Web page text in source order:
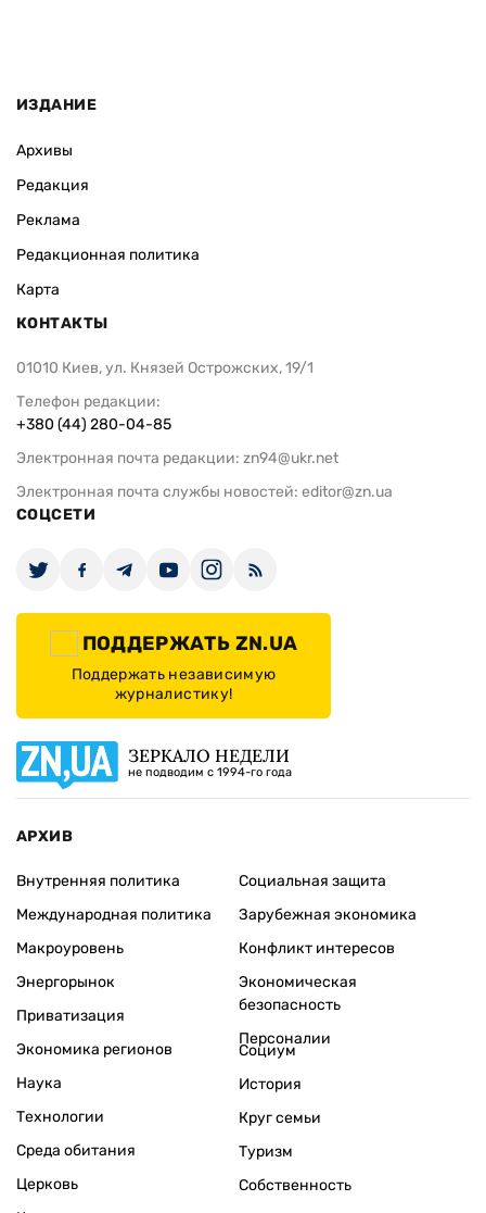
ИЗДАНИЕ
Архивы
Редакция
Реклама
Редакционная политика
Карта
КОНТАКТЫ
01010 Киев, ул. Князей Острожских, 19/1
Телефон редакции:
+380 (44) 280-04-85
Электронная почта редакции: zn94@ukr.net
Электронная почта службы новостей: editor@zn.ua
СОЦСЕТИ
ПОДДЕРЖАТЬ ZN.UA
Поддержать независимую
журналистику!
ЗЕРКАЛО НЕДЕЛИ
не подводим с 1994-го года
АРХИВ
Внутренняя политика
Международная политика
Макроуровень
Энергорынок
Приватизация
Экономика регионов
Социальная защита
Зарубежная экономика
Конфликт интересов
Экономическая
безопасность
Персоналии
Наука
Технологии
Среда обитания
Церковь
Социум
История
Круг семьи
Туризм
Собственность